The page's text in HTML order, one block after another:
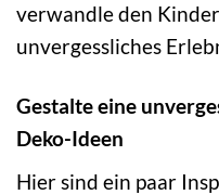
verwandle den
unvergessliches
Gestalte eine
Deko-Ideen
Hier sind ein paar